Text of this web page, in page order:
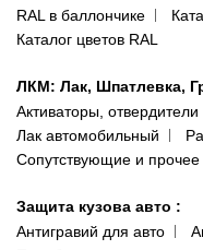
RAL в баллончике
Каталог цветов RAL
ЛКМ: Лак, Шпатлевка,
Активаторы, отвердители
Лак автомобильный
Сопутствующие и прочее
Защита кузова авто :
Антигравий для авто